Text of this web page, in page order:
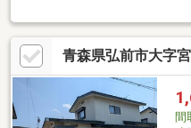
青森県弘前市大字
間